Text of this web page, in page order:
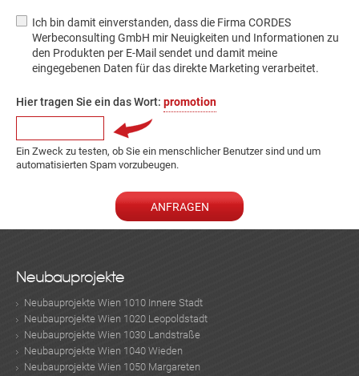
Ich bin damit einverstanden, dass die Firma CORDES
Werbeconsulting GmbH mir Neuigkeiten und Informationen zu
den Produkten per E-Mail sendet und damit meine
eingegebenen Daten für das direkte Marketing verarbeitet.
Hier tragen Sie ein das Wort: promotion
Ein Zweck zu testen, ob Sie ein menschlicher Benutzer sind und um
automatisierten Spam vorzubeugen.
Neubauprojekte
Neubauprojekte Wien 1010 Innere Stadt
Neubauprojekte Wien 1020 Leopoldstadt
Neubauprojekte Wien 1030 Landstraße
Neubauprojekte Wien 1040 Wieden
Neubauprojekte Wien 1050 Margareten